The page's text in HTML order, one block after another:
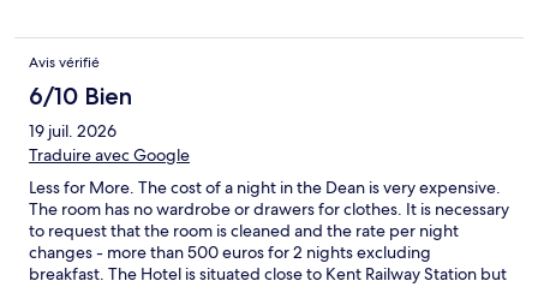
Avis vérifié
6/10 Bien
19 juil. 2026
Traduire avec Google
Less for More. The cost of a night in the Dean is very expensive.
The room has no wardrobe or drawers for clothes. It is necessary
to request that the room is cleaned and the rate per night
changes - more than 500 euros for 2 nights excluding
breakfast. The Hotel is situated close to Kent Railway Station but